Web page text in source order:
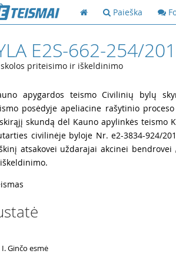
Paieška
E2S-662-254/
skolos priteisimo ir iškeldinimo
apygardos teismo Civilinių bylų
posėdyje apeliacine rašytinio
skundą dėl Kauno apylinkės teismo
civilinėje byloje Nr. e2-3834-924/
atsakovei uždarajai akcinei bendrovei
Ginčo esmė